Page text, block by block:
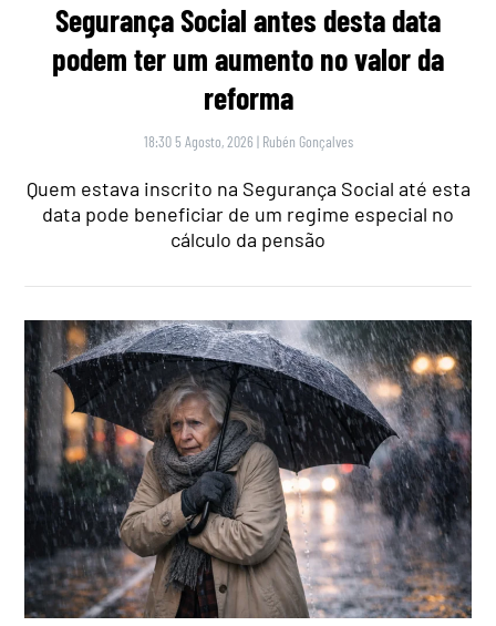
Segurança Social antes desta data
podem ter um aumento no valor da
reforma
18:30 5 Agosto, 2026 | Rubén Gonçalves
Quem estava inscrito na Segurança Social até esta
data pode beneficiar de um regime especial no
cálculo da pensão